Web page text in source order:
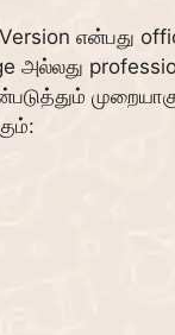
என்பது
அல்லது